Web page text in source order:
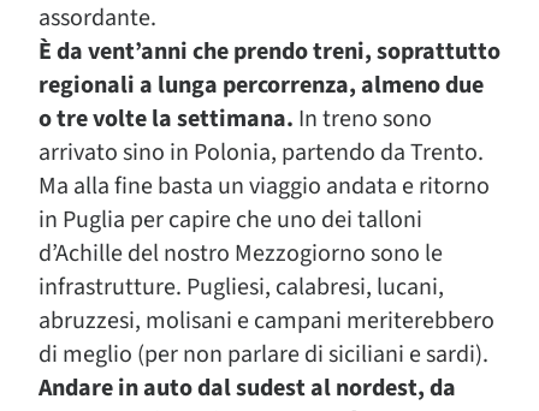
assordante.
È da vent’anni che prendo treni, soprattutto
regionali a lunga percorrenza, almeno due
o tre volte la settimana. In treno sono
arrivato sino in Polonia, partendo da Trento.
Ma alla fine basta un viaggio andata e ritorno
in Puglia per capire che uno dei talloni
d’Achille del nostro Mezzogiorno sono le
infrastrutture. Pugliesi, calabresi, lucani,
abruzzesi, molisani e campani meriterebbero
di meglio (per non parlare di siciliani e sardi).
Andare in auto dal sudest al nordest, da